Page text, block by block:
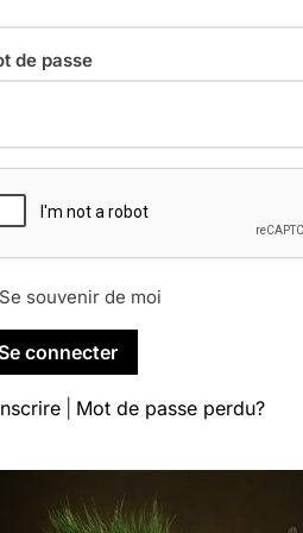
de passe
Se souvenir de moi
Mot de passe perdu?